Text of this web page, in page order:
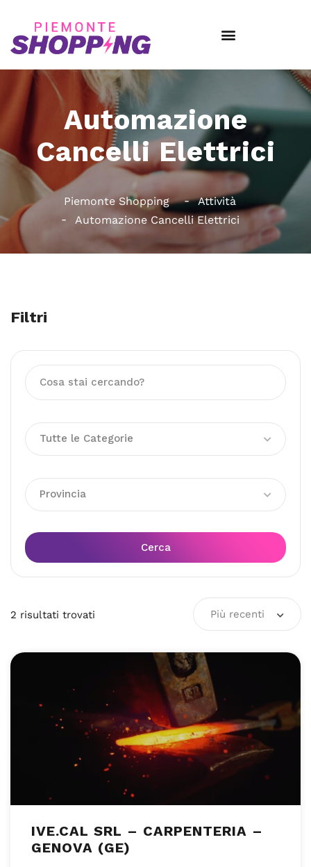
Automazione
Cancelli Elettrici
Piemonte Shopping
Attività
Automazione Cancelli Elettrici
Filtri
Tutte le Categorie
Provincia
Cerca
2 risultati trovati Più recenti
IVE.CAL SRL – CARPENTERIA –
GENOVA (GE)